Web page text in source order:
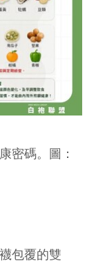
密碼。圖：
包覆的雙